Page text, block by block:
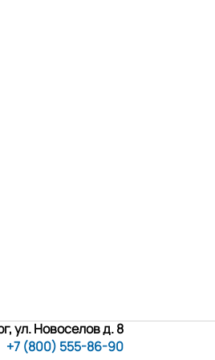
ул. Новоселов д. 8
+7 (800) 555-86-90